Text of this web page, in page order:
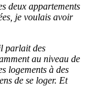
deux appartements
je voulais avoir
parlait des
au niveau de
logements à des
de se loger. Et